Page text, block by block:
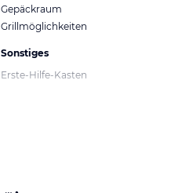
Gepäckraum
Grillmöglichkeiten
Sonstiges
Erste-Hilfe-Kasten